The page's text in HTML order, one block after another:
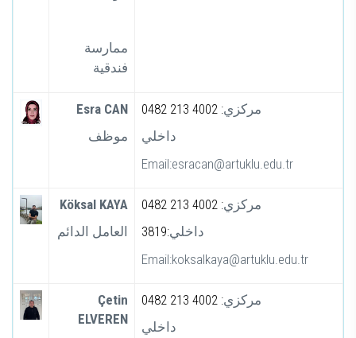
ممارسة
فندقية
Esra CAN
موظف
0482 213 4002 :مركزي
داخلي
Email:esracan@artuklu.edu.tr
Köksal KAYA
العامل الدائم
0482 213 4002 :مركزي
3819:داخلي
Email:koksalkaya@artuklu.edu.tr
Çetin
ELVEREN
0482 213 4002 :مركزي
داخلي